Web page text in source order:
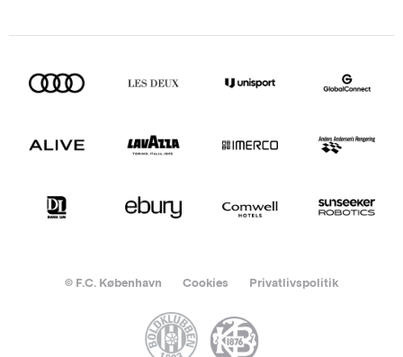
© F.C. København Cookies Privatlivspolitik